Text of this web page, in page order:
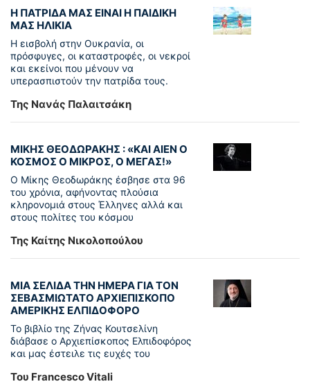
Η ΠΑΤΡΙΔΑ ΜΑΣ ΕΙΝΑΙ Η ΠΑΙΔΙΚΗ
ΜΑΣ ΗΛΙΚΙΑ
Η εισβολή στην Ουκρανία, οι
πρόσφυγες, οι καταστροφές, οι νεκροί
και εκείνοι που μένουν να
υπερασπιστούν την πατρίδα τους.
Της Νανάς Παλαιτσάκη
ΜΙΚΗΣ ΘΕΟΔΩΡΑΚΗΣ : «KAI ΑΙΕΝ Ο
ΚΟΣΜΟΣ Ο ΜΙΚΡΟΣ, Ο ΜΕΓΑΣ!»
Ο Μίκης Θεοδωράκης έσβησε στα 96
του χρόνια, αφήνοντας πλούσια
κληρονομιά στους Έλληνες αλλά και
στους πολίτες του κόσμου
Της Καίτης Νικολοπούλου
ΜΙΑ ΣΕΛΙΔΑ ΤΗΝ ΗΜΕΡΑ ΓΙΑ ΤΟΝ
ΣΕΒΑΣΜΙΩΤΑΤΟ ΑΡΧΙΕΠΙΣΚΟΠΟ
ΑΜΕΡΙΚΗΣ ΕΛΠΙΔΟΦΟΡΟ
Το βιβλίο της Ζήνας Κουτσελίνη
διάβασε ο Αρχιεπίσκοπος Ελπιδοφόρος
και μας έστειλε τις ευχές του
Του Francesco Vitali